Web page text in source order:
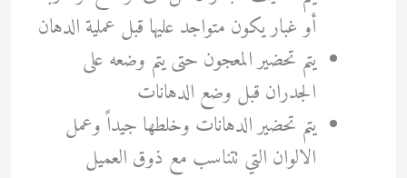
أو غبار يكون متواجد عليها قبل عملية الدهان
يتم تحضير المعجون حتى يتم وضعه على
الجدران قبل وضع الدهانات
يتم تحضير الدهانات وخلطها جيداً وعمل
الالوان التي تتناسب مع ذوق العميل